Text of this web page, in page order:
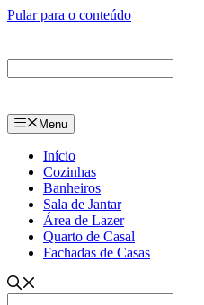
Pular para o conteúdo
Menu
Início
Cozinhas
Banheiros
Sala de Jantar
Área de Lazer
Quarto de Casal
Fachadas de Casas